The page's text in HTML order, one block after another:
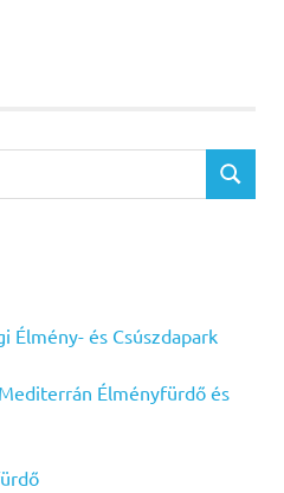
SEARCH
Élmény- és Csúszdapark
Élményfürdő és